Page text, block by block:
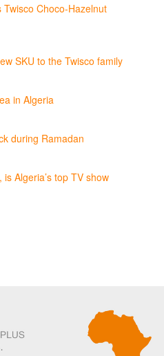
Choco-Hazelnut
SKU to the Twisco family
in Algeria
during Ramadan
Algeria’s top TV show